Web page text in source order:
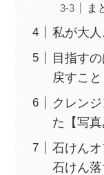
ま
私が大
目指す
戻すこと
クレン
た【写真
石けん
石けん